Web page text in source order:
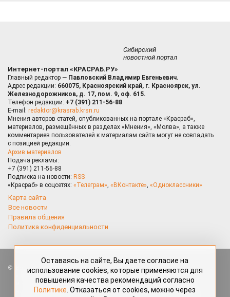
Сибирский
новостной портал
Интернет-портал «КРАСРАБ.РУ»
Главный редактор — Павловский Владимир Евгеньевич.
Адрес редакции: 660075, Красноярский край, г. Красноярск, ул.
Железнодорожников, д. 17, пом. 9, оф. 615.
Телефон редакции: +7 (391) 211-56-88
E-mail: redaktor@krasrab.krsn.ru
Мнения авторов статей, опубликованных на портале «Красраб»,
материалов, размещённых в разделах «Мнения», «Молва», а также
комментариев пользователей к материалам сайта могут не совпадать
с позицией редакции.
Архив материалов
Подача рекламы:
+7 (391) 211-56-88
Подписка на новости: RSS
«Красраб» в соцсетях: «Телеграм», «ВКонтакте», «Одноклассники»
Карта сайта
Все новости
Правила общения
Политика конфиденциальности
Все права защищены. Любые материалы, размещённые на портале
«Красраб.ру» сотрудниками редакции, нештатными авторами
и читателями, являются объектами авторского права. Полное или
частичное использование материалов, размещённых на портале
Оставаясь на сайте, Вы даете согласие на
использование cookies, которые применяются для
повышения качества рекомендаций согласно
Политике . Отказаться от cookies, можно через